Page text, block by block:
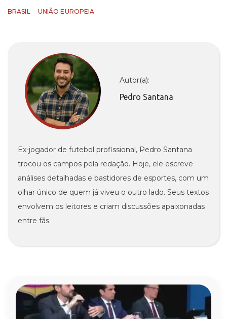
BRASIL UNIÃO EUROPEIA
Autor(a):
Pedro Santana
Ex-jogador de futebol profissional, Pedro Santana
trocou os campos pela redação. Hoje, ele escreve
análises detalhadas e bastidores de esportes, com um
olhar único de quem já viveu o outro lado. Seus textos
envolvem os leitores e criam discussões apaixonadas
entre fãs.